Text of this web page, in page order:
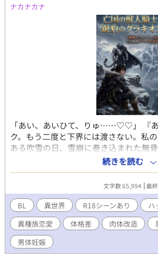
ナカナカナ
「あい、あいひて、りゅ……♡♡」 『
ク。もう二度と下界には渡さない。
ある吹雪の日、雪崩に巻き込まれた無
は、絶滅に瀕する美しき銀豹族の獣人
た一人で守る超魔法文明の遺跡に匿わ
同居生活が始まりかけたところで… 「
一体何だっていきなり……」 『ハァッ
だ』 降りかかるマタタビ！服の中で溢
ばしてくる水晶玉！ヒト族の雄を孕ま
する友人を何とかなだめて村へ帰るも、
い、人間社会と決別して遺跡へ戻ること
し、覚悟を決めて戻った彼を待ってい
続きを読む
文字数 65,994 最
BL 異世界 R18シーンあり
ハ
異種族恋愛
体格差 肉体改造
男体妊娠